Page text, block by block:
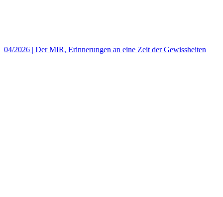
04/2026 | Der MIR, Erinnerungen an eine Zeit der Gewissheiten